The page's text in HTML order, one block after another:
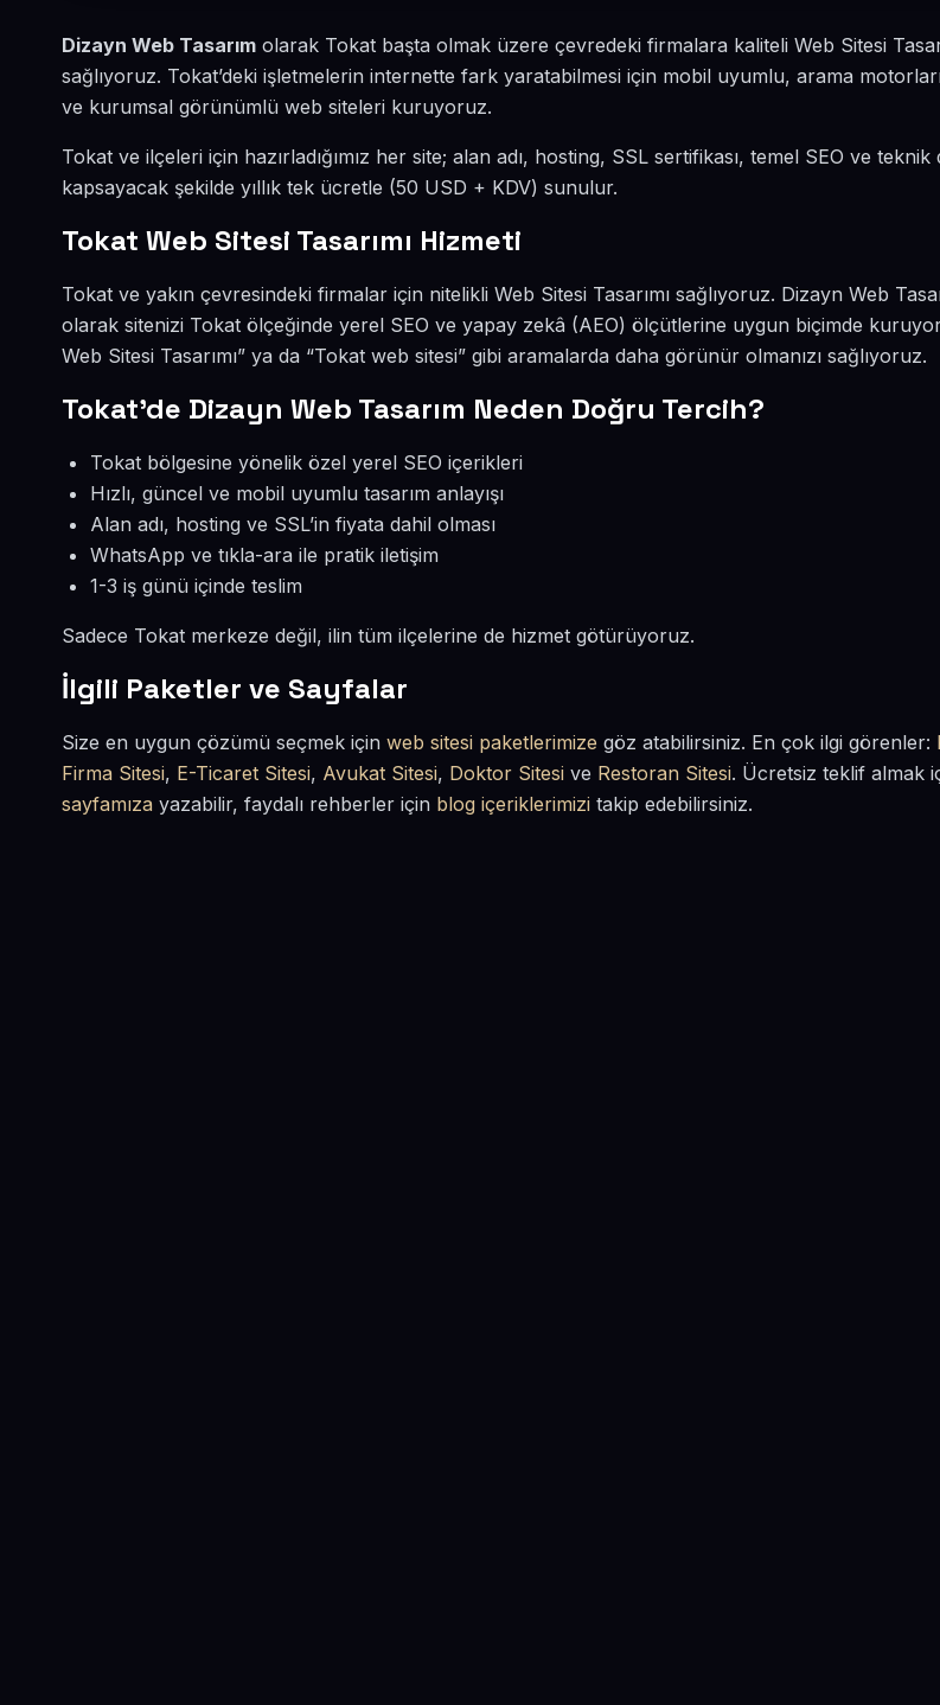
Dizayn Web Tasarım olarak Tokat başta olmak üzere çevredeki firmalara kaliteli Web Sitesi
sağlıyoruz. Tokat’deki işletmelerin internette fark yaratabilmesi için mobil uyumlu, arama
ve kurumsal görünümlü web siteleri kuruyoruz.
Tokat ve ilçeleri için hazırladığımız her site; alan adı, hosting, SSL sertifikası, temel SEO ve teknik
kapsayacak şekilde yıllık tek ücretle (50 USD + KDV) sunulur.
Tokat Web Sitesi Tasarımı Hizmeti
Tokat ve yakın çevresindeki firmalar için nitelikli Web Sitesi Tasarımı sağlıyoruz. Dizayn Web
olarak sitenizi Tokat ölçeğinde yerel SEO ve yapay zekâ (AEO) ölçütlerine uygun biçimde
Web Sitesi Tasarımı” ya da “Tokat web sitesi” gibi aramalarda daha görünür olmanızı sağlıyoruz.
Tokat’de Dizayn Web Tasarım Neden Doğru Tercih?
Tokat bölgesine yönelik özel yerel SEO içerikleri
Hızlı, güncel ve mobil uyumlu tasarım anlayışı
Alan adı, hosting ve SSL’in fiyata dahil olması
WhatsApp ve tıkla-ara ile pratik iletişim
1-3 iş günü içinde teslim
Sadece Tokat merkeze değil, ilin tüm ilçelerine de hizmet götürüyoruz.
İlgili Paketler ve Sayfalar
Size en uygun çözümü seçmek için web sitesi paketlerimize göz atabilirsiniz. En çok ilgi görenler:
Firma Sitesi, E-Ticaret Sitesi, Avukat Sitesi, Doktor Sitesi ve Restoran Sitesi. Ücretsiz teklif almak
sayfamıza yazabilir, faydalı rehberler için blog içeriklerimizi takip edebilirsiniz.